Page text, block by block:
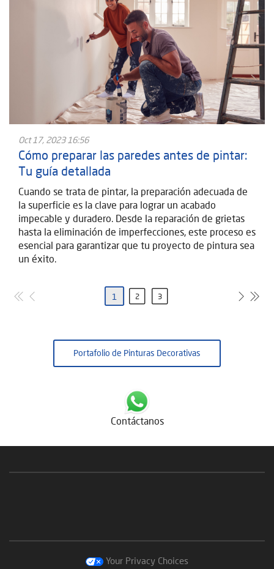
Portafolio de Pinturas Decorativas
Contáctanos
Oct 17, 2023 16:56
Cómo preparar las paredes antes de pintar:
Tu guía detallada
Cuando se trata de pintar, la preparación adecuada de
la superficie es la clave para lograr un acabado
impecable y duradero. Desde la reparación de grietas
hasta la eliminación de imperfecciones, este proceso es
esencial para garantizar que tu proyecto de pintura sea
un éxito.
1 2 3
Your Privacy Choices